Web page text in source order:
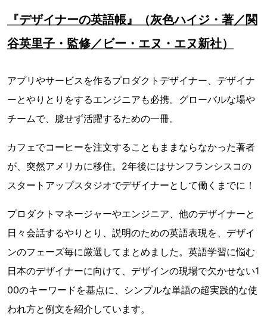
『デザイナーの英語帳』（灰色ハイジ・著／関
谷英里子・監修／ビー・エヌ・エヌ新社）
アプリやサービスを作るプロダクトデザイナー、デザイナ
ーとやりとりをするエンジニアも必携。グローバルな場や
チームで、臆せず活躍するための一冊。
カフェでコーヒーを注文することもままならなかった著者
が、突然アメリカに移住。2年後にはサンフランシスコの
スタートアップスタジオでデザイナーとして働くまでに！
プロダクトマネージャーやエンジニア、他のデザイナーと
日々会話するやりとり、説明のための英語表現を、デザイ
ンのフェーズ毎に厳選してまとめました。英語学習に悩む
日本のデザイナーに向けて、デザインの現場で欠かせない1
00のキーワードを基点に、シンプルな単語の超実践的な使
われ方と例文を紹介しています。